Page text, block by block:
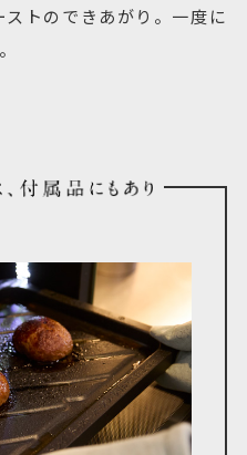
トのできあがり。一度に